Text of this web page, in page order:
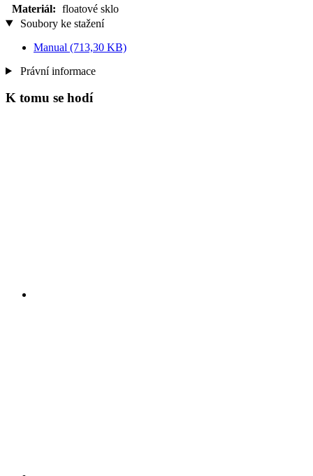
Materiál: floatové sklo
Soubory ke stažení
Manual (713,30 KB)
Právní informace
K tomu se hodí